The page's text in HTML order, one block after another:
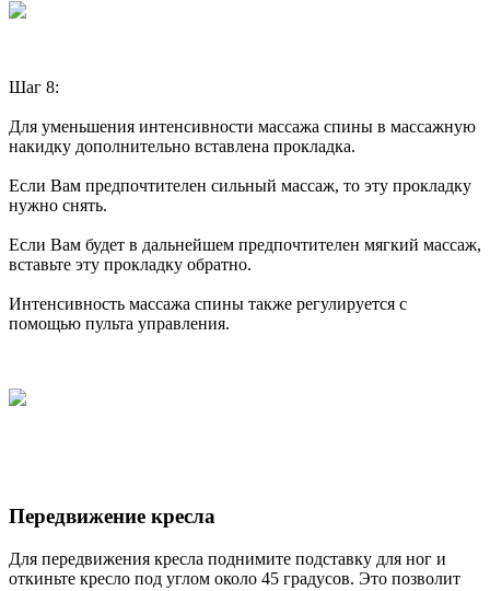
Шаг 8:
Для уменьшения интенсивности массажа спины в массажную
накидку дополнительно вставлена прокладка.
Если Вам предпочтителен сильный массаж, то эту прокладку
нужно снять.
Если Вам будет в дальнейшем предпочтителен мягкий массаж,
вставьте эту прокладку обратно.
Интенсивность массажа спины также регулируется с
помощью пульта управления.
Передвижение кресла
Для передвижения кресла поднимите подставку для ног и
откиньте кресло под углом около 45 градусов. Это позволит